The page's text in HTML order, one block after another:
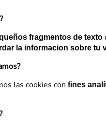
fragmentos de texto
la informacion sobre tu
las cookies con fines